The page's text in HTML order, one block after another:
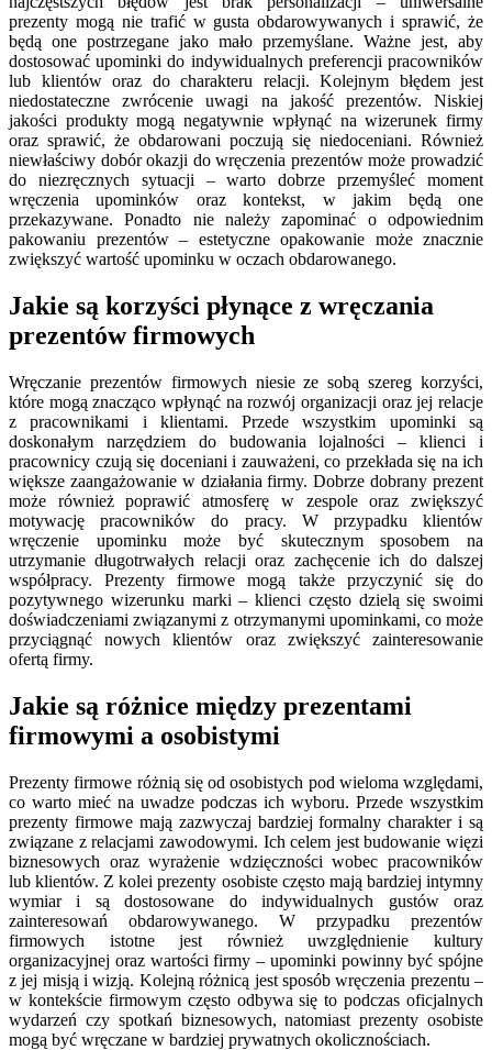
prezenty mogą nie trafić w gusta obdarowywanych i sprawić, że
będą one postrzegane jako mało przemyślane. Ważne jest, aby
dostosować upominki do indywidualnych preferencji pracowników
lub klientów oraz do charakteru relacji. Kolejnym błędem jest
niedostateczne zwrócenie uwagi na jakość prezentów. Niskiej
jakości produkty mogą negatywnie wpłynąć na wizerunek firmy
oraz sprawić, że obdarowani poczują się niedoceniani. Również
niewłaściwy dobór okazji do wręczenia prezentów może prowadzić
do niezręcznych sytuacji – warto dobrze przemyśleć moment
wręczenia upominków oraz kontekst, w jakim będą one
przekazywane. Ponadto nie należy zapominać o odpowiednim
pakowaniu prezentów – estetyczne opakowanie może znacznie
zwiększyć wartość upominku w oczach obdarowanego.
Jakie są korzyści płynące z wręczania
prezentów firmowych
Wręczanie prezentów firmowych niesie ze sobą szereg korzyści,
które mogą znacząco wpłynąć na rozwój organizacji oraz jej relacje
z pracownikami i klientami. Przede wszystkim upominki są
doskonałym narzędziem do budowania lojalności – klienci i
pracownicy czują się doceniani i zauważeni, co przekłada się na ich
większe zaangażowanie w działania firmy. Dobrze dobrany prezent
może również poprawić atmosferę w zespole oraz zwiększyć
motywację pracowników do pracy. W przypadku klientów
wręczenie upominku może być skutecznym sposobem na
utrzymanie długotrwałych relacji oraz zachęcenie ich do dalszej
współpracy. Prezenty firmowe mogą także przyczynić się do
pozytywnego wizerunku marki – klienci często dzielą się swoimi
doświadczeniami związanymi z otrzymanymi upominkami, co może
przyciągnąć nowych klientów oraz zwiększyć zainteresowanie
ofertą firmy.
Jakie są różnice między prezentami
firmowymi a osobistymi
Prezenty firmowe różnią się od osobistych pod wieloma względami,
co warto mieć na uwadze podczas ich wyboru. Przede wszystkim
prezenty firmowe mają zazwyczaj bardziej formalny charakter i są
związane z relacjami zawodowymi. Ich celem jest budowanie więzi
biznesowych oraz wyrażenie wdzięczności wobec pracowników
lub klientów. Z kolei prezenty osobiste często mają bardziej intymny
wymiar i są dostosowane do indywidualnych gustów oraz
zainteresowań obdarowywanego. W przypadku prezentów
firmowych istotne jest również uwzględnienie kultury
organizacyjnej oraz wartości firmy – upominki powinny być spójne
z jej misją i wizją. Kolejną różnicą jest sposób wręczenia prezentu –
w kontekście firmowym często odbywa się to podczas oficjalnych
wydarzeń czy spotkań biznesowych, natomiast prezenty osobiste
mogą być wręczane w bardziej prywatnych okolicznościach.